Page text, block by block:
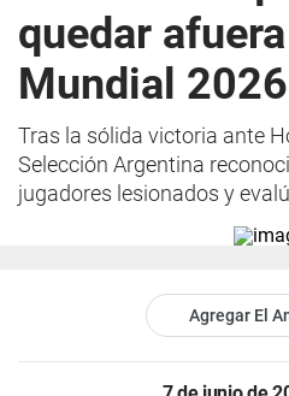
quedar afuera
Mundial 2026
Tras la sólida victoria ante
Selección Argentina
jugadores lesionados y
Agregar El